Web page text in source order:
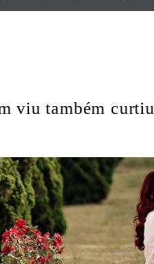
viu também curtiu